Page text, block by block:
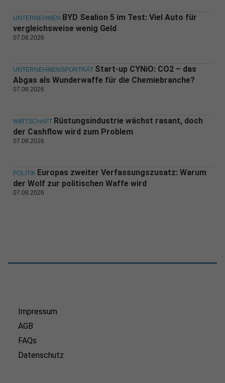
UNTERNEHMEN BYD Sealion 5 im Test: Viel Auto für
vergleichsweise wenig Geld
07.08.2026
UNTERNEHMENSPORTRÄT Start-up CYNiO: CO2 – das
Abgas als Wunderwaffe für die Chemiebranche?
07.08.2026
WIRTSCHAFT Rüstungsindustrie wächst rasant, doch
der Cashflow wird zum Problem
07.08.2026
POLITIK Europas zweiter Verfassungszusatz: Warum
der Wolf zur politischen Waffe wird
07.08.2026
Impressum
AGB
FAQs
Datenschutz